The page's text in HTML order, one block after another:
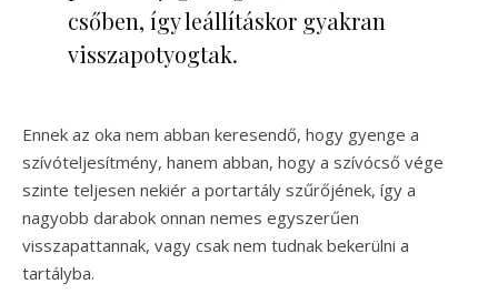
csőben, így leállításkor gyakran
visszapotyogtak.
Ennek az oka nem abban keresendő, hogy gyenge a
szívóteljesítmény, hanem abban, hogy a szívócső vége
szinte teljesen nekiér a portartály szűrőjének, így a
nagyobb darabok onnan nemes egyszerűen
visszapattannak, vagy csak nem tudnak bekerülni a
tartályba.